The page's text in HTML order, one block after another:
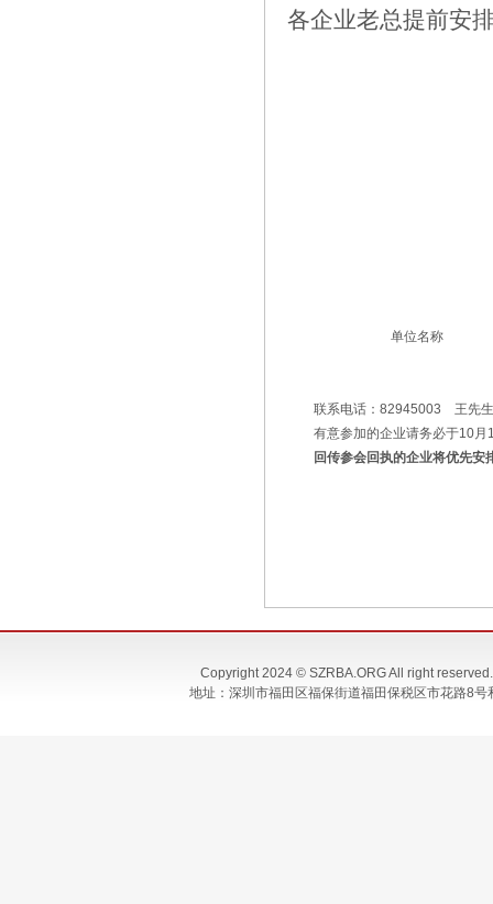
各企业老总提前安
单位名称
联系电话：82945003 王先
有意参加的企业请务必于10
回传参会回执的企业将优先安
Copyright 2024 © SZRBA.ORG All right
地址：深圳市福田区福保街道福田保税区市花路8